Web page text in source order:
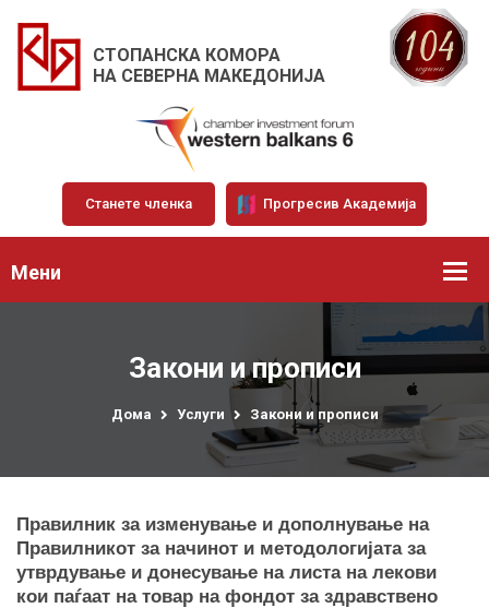
СТОПАНСКА КОМОРА
НА СЕВЕРНА МАКЕДОНИЈА
Станете членка Прогресив Академија
Мени
Закони и прописи
Дома Услуги Закони и прописи
Правилник за изменување и дополнување на
Правилникот за начинот и методологијата за
утврдување и донесување на листа на лекови
кои паѓаат на товар на фондот за здравствено